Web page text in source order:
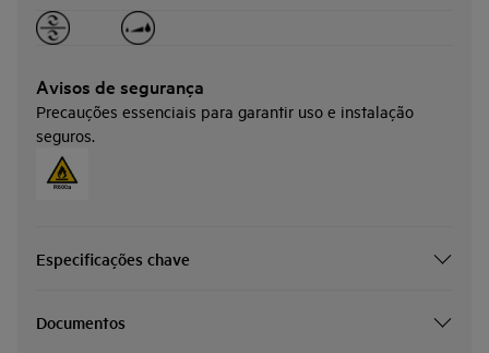
Avisos de segurança
Precauções essenciais para garantir uso e instalação
seguros.
Especificações chave
Documentos